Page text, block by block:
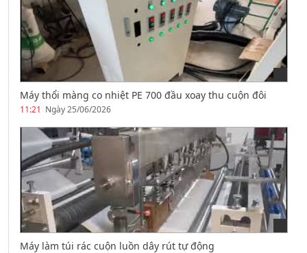
Máy thổi màng co nhiệt PE 700 đầu xoay thu cuộn đôi
11:21 Ngày 25/06/2026
Máy làm túi rác cuộn luồn dây rút tự động